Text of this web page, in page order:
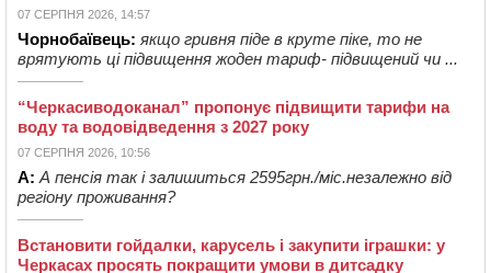
07 СЕРПНЯ 2026, 14:57
Чорнобаївець: якщо гривня піде в круте піке, то не
врятують ці підвищення жоден тариф- підвищений чи ...
“Черкасиводоканал” пропонує підвищити тарифи на
воду та водовідведення з 2027 року
07 СЕРПНЯ 2026, 10:56
А: А пенсія так і залишиться 2595грн./міс.незалежно від
регіону проживання?
Встановити гойдалки, карусель і закупити іграшки: у
Черкасах просять покращити умови в дитсадку